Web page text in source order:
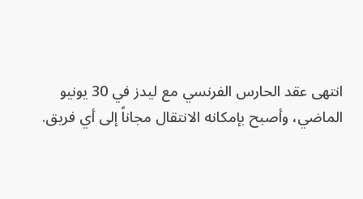
انتهى عقد الحارس الفرنسي مع ليدز في 30 يونيو
الماضي، وأصبح بإمكانه الانتقال مجاناً إلى أي فريق.